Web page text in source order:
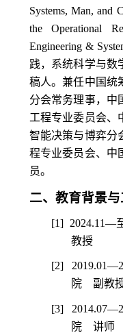
Systems, Man, and
the Operational
Engineering &
践，系统科学与数
稿人。兼任中国统
分会常务理事，中
工程专业委员会、
智能决策与博弈分
程专业委员会、中
员。
二、教育背景
[1] 2024.11—
教授
[2] 2019.01—
院
副教
[3] 2014.07—
院
讲师